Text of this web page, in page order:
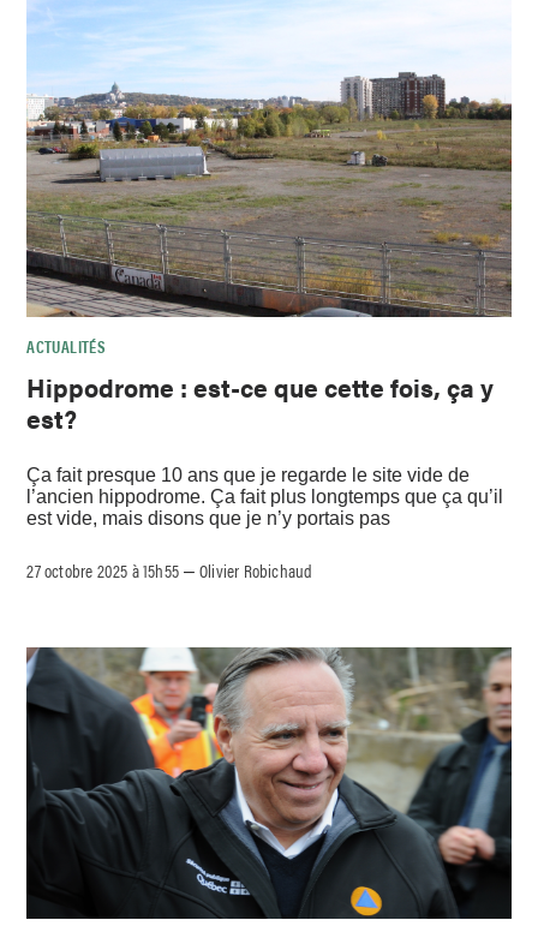
ACTUALITÉS
Hippodrome : est-ce que cette fois, ça y
est?
Ça fait presque 10 ans que je regarde le site vide de
l’ancien hippodrome. Ça fait plus longtemps que ça qu’il
est vide, mais disons que je n’y portais pas
27 octobre 2025 à 15h55 –Olivier Robichaud